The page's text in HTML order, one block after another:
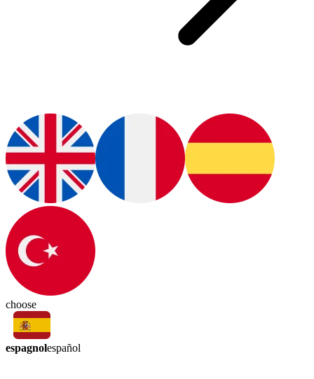
choose
espagnolespañol